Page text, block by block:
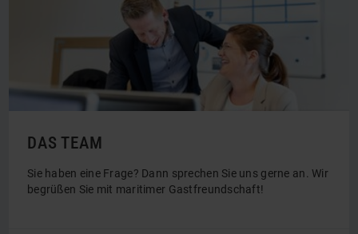
DAS TEAM
Sie haben eine Frage? Dann sprechen Sie uns gerne an. Wir
begrüßen Sie mit maritimer Gastfreundschaft!